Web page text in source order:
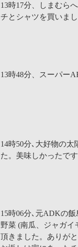
13時17分、しまむら
チとシャツを買いま
13時48分、スーパー
14時50分､大好物の
た。美味しかったで
15時06分､元ADKの
野菜 (南瓜、ジャガイ
頂きました。ありが